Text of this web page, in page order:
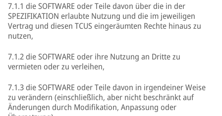
7.1.1 die SOFTWARE oder Teile davon über die in der
SPEZIFIKATION erlaubte Nutzung und die im jeweiligen
Vertrag und diesen TCUS eingeräumten Rechte hinaus zu
nutzen,
7.1.2 die SOFTWARE oder ihre Nutzung an Dritte zu
vermieten oder zu verleihen,
7.1.3 die SOFTWARE oder Teile davon in irgendeiner Weise
zu verändern (einschließlich, aber nicht beschränkt auf
Änderungen durch Modifikation, Anpassung oder